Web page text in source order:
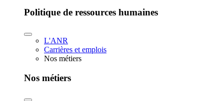
Politique de ressources humaines
L'ANR
Carrières et emplois
Nos métiers
Nos métiers